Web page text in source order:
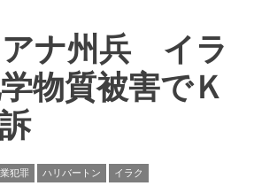
ナ州兵 イラ
物質被害でＫ
犯罪 ハリバートン イラク